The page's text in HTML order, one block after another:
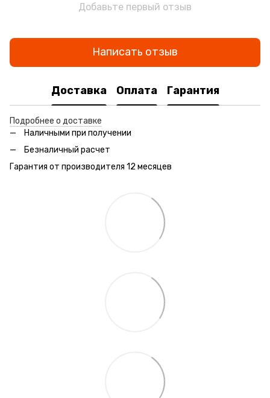
Добавьте первый отзыв
Написать отзыв
Доставка Оплата Гарантия
Подробнее о доставке
Наличными при получении
Безналичный расчет
Гарантия от производителя 12 месяцев